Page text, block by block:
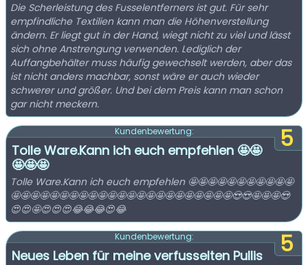
Die Scherleistung des Fusselentferners ist gut. Für sehr
empfindliche Textilien kann man die Höhenverstellung
ändern. Er liegt gut in der Hand, wiegt nicht zu viel und lässt
sich ohne Anstrengung verwenden. Lediglich der
Auffangbehälter muss häufig gewechselt werden, aber das
ist nicht anders machbar, sonst wäre er auch wieder
schwerer und größer. Und bei dem Preis kann man schon
gar nicht meckern.
5
Kundenbewertung:
Tolle Ware.Kann ich euch empfehlen 🤩🤩
🤩🤩🤩
Tolle Ware.Kann ich euch empfehlen 🤩🤩🤩🤩🤩🤩🤩🤩🤩🤩🤩
🤩🤩🤩🤩🤩🤩🤩🤩🤩🤩🤩🤩🤩🤩🤩🤩🤩🤩🤩🤩🤩🤩🤩😍😍🤩🤩🤩😍
😍😍🤩😍😍😍😂😂😂😍😂
5
Kundenbewertung:
Neues Leben für meine verfusselten Pullis